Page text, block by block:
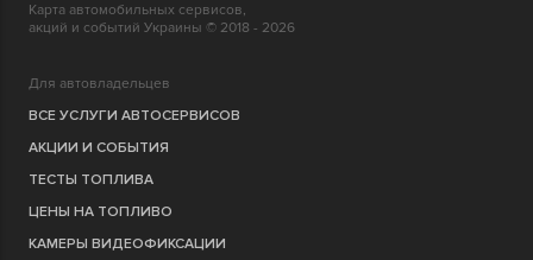
Карта автомобильных сервисов,
акций и событий Украины © 2018 - 2026
Для автовладельцев
ВСЕ УСЛУГИ АВТОСЕРВИСОВ
АКЦИИ И СОБЫТИЯ
ТЕСТЫ ТОПЛИВА
ЦЕНЫ НА ТОПЛИВО
КАМЕРЫ ВИДЕОФИКСАЦИИ